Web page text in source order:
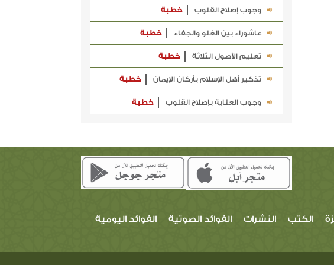
وجوب إصلاح القلوب خطبة
عاشوراء بين الغلو والجفاء خطبة
تعليم الأصول الثلاثة خطبة
تذكير أهل الإسلام بأركان الإيمان خطبة
وجوب العناية بإصلاح القلوب خطبة
الكتب النشرات الفوائد الصوتية
الفوائد اليومية